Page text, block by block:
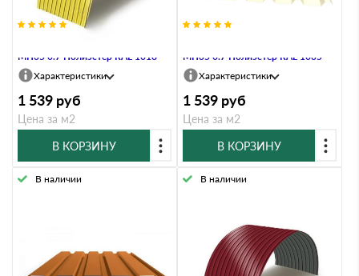
МП35 0.7 Полиэстер RAL 1018
Характеристики
1 539 руб
Цена за м2
В КОРЗИНУ
МП35 0.7 Полиэстер RAL 1035
Характеристики
1 539 руб
Цена за м2
В КОРЗИНУ
В наличии В наличии